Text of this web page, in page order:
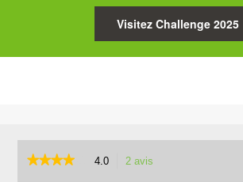
Visitez Challenge 2025
★★★★★
★★★★★ 4.0 2 avis